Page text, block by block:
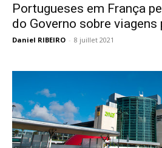
Portugueses em França
do Governo sobre viagens
Daniel RIBEIRO - 8 juillet 2021